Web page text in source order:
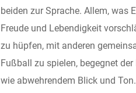
beiden zur Sprache. Allem, was
Freude und Lebendigkeit
zu hüpfen, mit anderen
Fußball zu spielen, begegnet
wie abwehrendem Blick und